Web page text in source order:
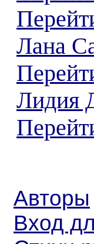
Лана
Лидия
Авторы
Вход